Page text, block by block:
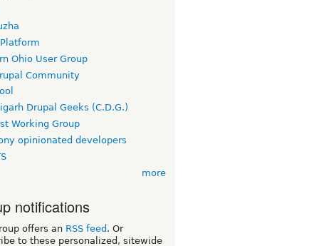
Ohio User Group
Community
Drupal Geeks (C.D.G.)
Working Group
opinionated developers
more
notifications
offers an RSS feed . Or
to these personalized, sitewide